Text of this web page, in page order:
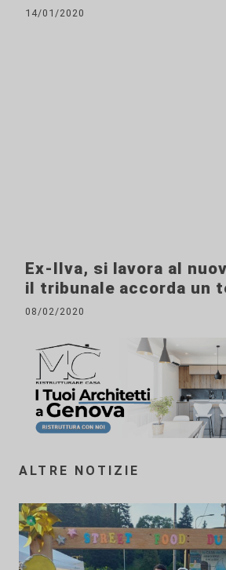
14/01/2020
Ex-Ilva, si lavora al
il tribunale accorda un
08/02/2020
ALTRE NOTIZIE